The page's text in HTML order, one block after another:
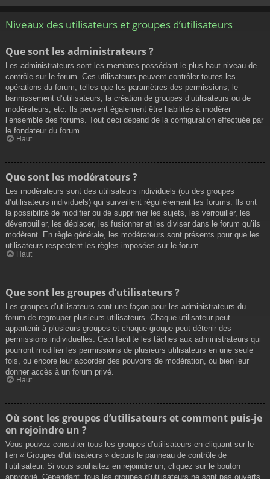
Niveaux des utilisateurs et groupes d’utilisateurs
Que sont les administrateurs ?
Les administrateurs sont les membres possédant le plus haut niveau de
contrôle sur le forum. Ces utilisateurs peuvent contrôler toutes les
opérations du forum, telles que les paramètres des permissions, le
bannissement d’utilisateurs, la création de groupes d’utilisateurs ou de
modérateurs, etc. Ils peuvent également être habilités à modérer
l’ensemble des forums. Tout ceci dépend de la configuration effectuée par
le fondateur du forum.
Haut
Que sont les modérateurs ?
Les modérateurs sont des utilisateurs individuels (ou des groupes
d’utilisateurs individuels) qui surveillent régulièrement les forums. Ils ont
la possibilité de modifier ou de supprimer les sujets, les verrouiller, les
déverrouiller, les déplacer, les fusionner et les diviser dans le forum qu’ils
modèrent. En règle générale, les modérateurs sont présents pour que les
utilisateurs respectent les règles imposées sur le forum.
Haut
Que sont les groupes d’utilisateurs ?
Les groupes d’utilisateurs sont une façon pour les administrateurs du
forum de regrouper plusieurs utilisateurs. Chaque utilisateur peut
appartenir à plusieurs groupes et chaque groupe peut détenir des
permissions individuelles. Ceci facilite les tâches aux administrateurs qui
pourront modifier les permissions de plusieurs utilisateurs en une seule
fois, ou encore leur accorder des pouvoirs de modération, ou bien leur
donner accès à un forum privé.
Haut
Où sont les groupes d’utilisateurs et comment puis-je
en rejoindre un ?
Vous pouvez consulter tous les groupes d’utilisateurs en cliquant sur le
lien « Groupes d’utilisateurs » depuis le panneau de contrôle de
l’utilisateur. Si vous souhaitez en rejoindre un, cliquez sur le bouton
approprié. Cependant, tous les groupes d’utilisateurs ne sont pas ouverts